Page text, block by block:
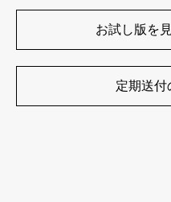
お試し版を
定期送付